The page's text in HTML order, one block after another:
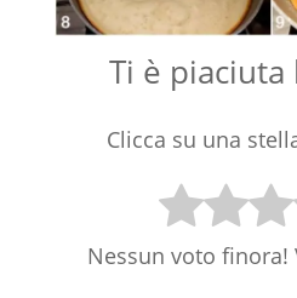
Ti è piaciuta
Clicca su una
Nessun voto